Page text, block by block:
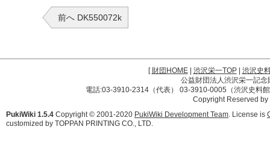
前へ DK550072k
[財団HOME| 渋沢栄一TOP| 渋沢史
公益財団法人渋沢栄一記
電話:03-3910-2314（代表） 03-3910-0005（渋沢史料
Copyright Reserved
PukiWiki 1.5.4 Copyright © 2001-2020 PukiWiki Development Team. License is
customized by TOPPAN PRINTING CO., LTD.